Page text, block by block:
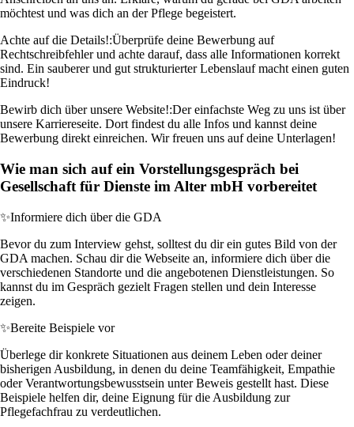
möchtest und was dich an der Pflege begeistert.
Achte auf die Details!:Überprüfe deine Bewerbung auf
Rechtschreibfehler und achte darauf, dass alle Informationen korrekt
sind. Ein sauberer und gut strukturierter Lebenslauf macht einen guten
Eindruck!
Bewirb dich über unsere Website!:Der einfachste Weg zu uns ist über
unsere Karriereseite. Dort findest du alle Infos und kannst deine
Bewerbung direkt einreichen. Wir freuen uns auf deine Unterlagen!
Wie man sich auf ein Vorstellungsgespräch bei
Gesellschaft für Dienste im Alter mbH vorbereitet
✨Informiere dich über die GDA
Bevor du zum Interview gehst, solltest du dir ein gutes Bild von der
GDA machen. Schau dir die Webseite an, informiere dich über die
verschiedenen Standorte und die angebotenen Dienstleistungen. So
kannst du im Gespräch gezielt Fragen stellen und dein Interesse
zeigen.
✨Bereite Beispiele vor
Überlege dir konkrete Situationen aus deinem Leben oder deiner
bisherigen Ausbildung, in denen du deine Teamfähigkeit, Empathie
oder Verantwortungsbewusstsein unter Beweis gestellt hast. Diese
Beispiele helfen dir, deine Eignung für die Ausbildung zur
Pflegefachfrau zu verdeutlichen.